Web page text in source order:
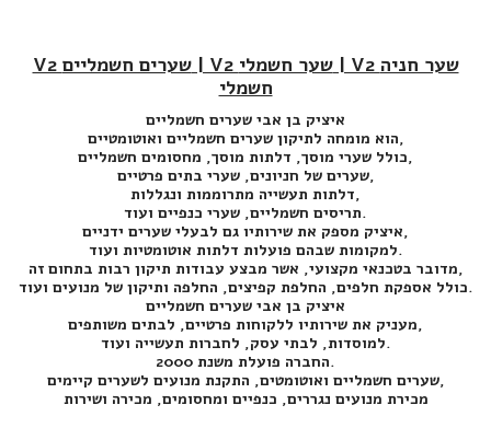
V2 שערים חשמליים | V2 שער חשמלי | V2 שער חניה
חשמלי
איציק בן אבי שערים חשמליים
הוא מומחה לתיקון שערים חשמליים ואוטומטיים,
כולל שערי מוסך, דלתות מוסך, מחסומים חשמליים,
שערים של חניונים, שערי בתים פרטיים,
דלתות תעשייה מתרוממות ונגללות,
תריסים חשמליים, שערי כנפיים ועוד.
איציק מספק את שירותיו גם לבעלי שערים ידניים,
למקומות שבהם פועלות דלתות אוטומטיות ועוד.
מדובר בטכנאי מקצועי, אשר מבצע עבודות תיקון רבות בתחום זה,
כולל אספקת חלפים, החלפת קפיצים, החלפה ותיקון של מנועים ועוד.
איציק בן אבי שערים חשמליים
מעניק את שירותיו ללקוחות פרטיים, לבתים משותפים,
למוסדות, לבתי עסק, לחברות תעשייה ועוד.
החברה פועלת משנת 2000.
שערים חשמליים ואוטומטים, התקנת מנועים לשערים קיימים,
מכירת מנועים נגררים, כנפיים ומחסומים, מכירה ושירות